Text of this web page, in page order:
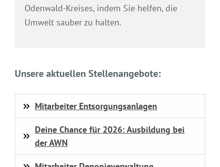
Odenwald-Kreises, indem Sie helfen, die
Umwelt sauber zu halten.
Unsere aktuellen Stellenangebote:
Mitarbeiter Entsorgungsanlagen
Deine Chance für 2026: Ausbildung bei
der AWN